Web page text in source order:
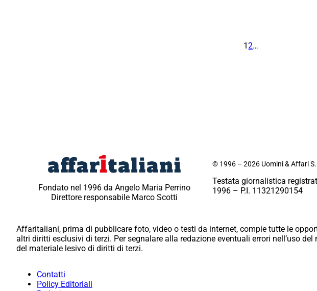
12…
Fondato nel 1996 da Angelo Maria Perrino
Direttore responsabile Marco Scotti
© 1996 – 2026 Uomini & Affari
Testata giornalistica
1996 – P.I. 11321290154
Affaritaliani, prima di pubblicare foto, video o testi da internet, compie tutte le
altri diritti esclusivi di terzi. Per segnalare alla redazione eventuali errori nell’uso
del materiale lesivo di diritti di terzi.
Contatti
Policy Editoriali